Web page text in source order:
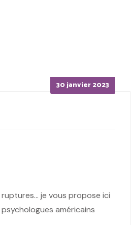
Posted
on
30 janvier 2023
je vous propose ici
américains